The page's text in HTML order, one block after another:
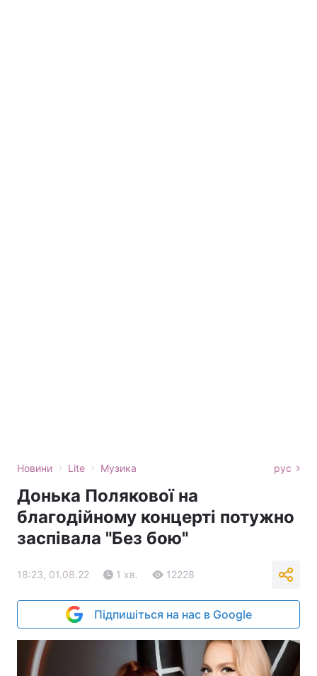
Новини › Lite › Музика рус
Донька Полякової на
благодійному концерті потужно
заспівала "Без бою"
18:23, 01.08.22 1 хв. 12228
Підпишіться на нас в Google